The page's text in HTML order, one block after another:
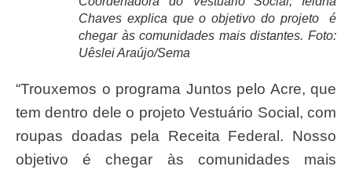
Chaves explica que o objetivo do projeto é
chegar às comunidades mais distantes. Foto:
Uêslei Araújo/Sema
“Trouxemos o programa Juntos pelo Acre, que
tem dentro dele o projeto Vestuário Social, com
roupas doadas pela Receita Federal. Nosso
objetivo é chegar às comunidades mais